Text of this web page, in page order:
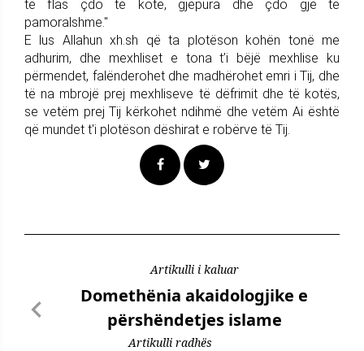
të flas çdo të kotë, gjepura dhe çdo gjë të
pamoralshme."
E lus Allahun xh.sh që ta plotëson kohën tonë me
adhurim, dhe mexhliset e tona t’i bëjë mexhlise ku
përmendet, falënderohet dhe madhërohet emri i Tij, dhe
të na mbrojë prej mexhliseve të dëfrimit dhe të kotës,
se vetëm prej Tij kërkohet ndihmë dhe vetëm Ai është
që mundet t'i plotëson dëshirat e robërve të Tij.
Artikulli i kaluar
Domethënia akaidologjike e
përshëndetjes islame
Artikulli radhës